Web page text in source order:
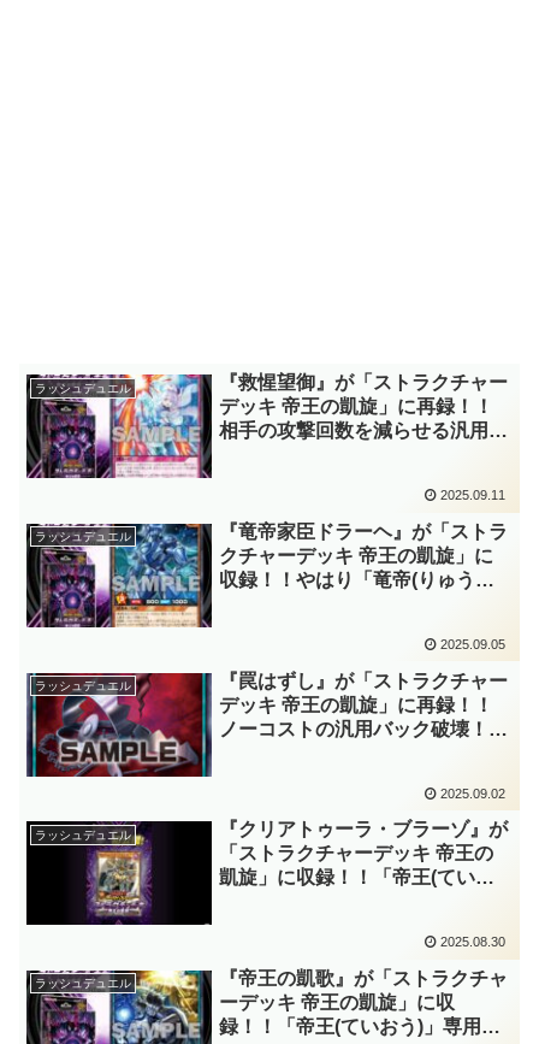
ラッシュデュエル
『救惺望御』が「ストラクチャー
デッキ 帝王の凱旋」に再録！！
相手の攻撃回数を減らせる汎用罠
いやすい防御札の収録は嬉しいで
すね～。【遊戯王ラッシュデュエ
ル】
2025.09.11
ラッシュデュエル
『竜帝家臣ドラーヘ』が「ストラ
クチャーデッキ 帝王の凱旋」に
収録！！やはり「竜帝(りゅうて
は「帝王(ていおう)」において非
常に強力ですね！！【遊戯王ラッ
シュデュエル】
2025.09.05
ラッシュデュエル
『罠はずし』が「ストラクチャー
デッキ 帝王の凱旋」に再録！！
ノーコストの汎用バック破壊！！
したし、ありがたい選出ですね
～。【遊戯王ラッシュデュエル】
2025.09.02
ラッシュデュエル
『クリアトゥーラ・ブラーゾ』が
「ストラクチャーデッキ 帝王の
凱旋」に収録！！「帝王(ていお
スターを安全に着地させられます
ね～。【遊戯王ラッシュデュエ
ル】
2025.08.30
ラッシュデュエル
『帝王の凱歌』が「ストラクチャ
ーデッキ 帝王の凱旋」に収
録！！「帝王(ていおう)」専用の